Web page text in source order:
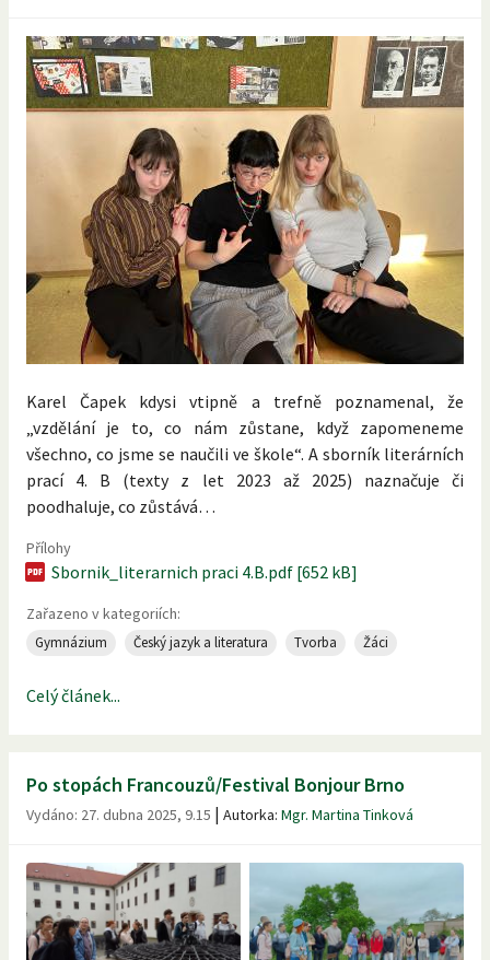
Karel Čapek kdysi vtipně a trefně poznamenal, že
„vzdělání je to, co nám zůstane, když zapomeneme
všechno, co jsme se naučili ve škole“. A sborník literárních
prací 4. B (texty z let 2023 až 2025) naznačuje či
poodhaluje, co zůstává…
Přílohy
Sbornik_literarnich praci 4.B.pdf [652 kB]
Zařazeno v kategoriích:
Gymnázium Český jazyk a literatura Tvorba Žáci
Celý článek...
Po stopách Francouzů/Festival Bonjour Brno
Vydáno: 27. dubna 2025, 9.15 | Autorka: Mgr. Martina Tinková